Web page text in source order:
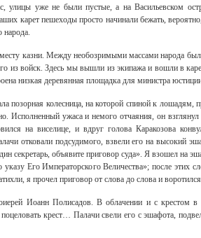
улицы уже не были пустые, а на Васильевском
карет пешеходы просто начинали бежать,
народа.
казни. Между необозримыми массами народа
из войск. Здесь мы вышли из экипажа и вошли в
низкая деревянная площадка для министра
позорная колесница, на которой спиной к
Исполненный ужаса и немого отчаяния, он
на виселице, и вдруг голова Каракозова
отковали подсудимого, взвели его на высокий
секретарь, объявите приговор суда». Я взошел на
указу Его Императорского Величества»; после этих
я прочел приговор от слова до слова и
Иоанн Полисадов. В облачении и с крестом в
поцеловать крест… Палачи свели его с эшафота,